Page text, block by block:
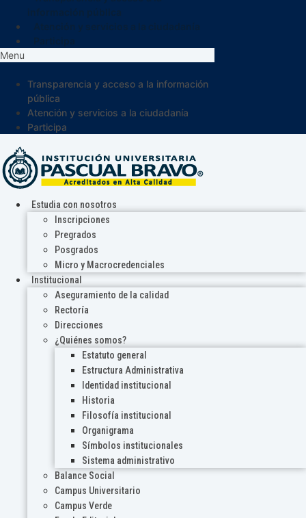
Menu
Transparencia y acceso a la información
pública
Atención y servicios a la ciudadanía
Participa
Estudia con nosotros
Inscripciones
Pregrados
Posgrados
Micro y Macrocredenciales
Institucional
Aseguramiento de la calidad
Rectoría
Direcciones
¿Quiénes somos?
Estatuto general
Estructura Administrativa
Identidad institucional
Historia
Filosofía institucional
Organigrama
Símbolos institucionales
Sistema administrativo
Balance Social
Campus Universitario
Campus Verde